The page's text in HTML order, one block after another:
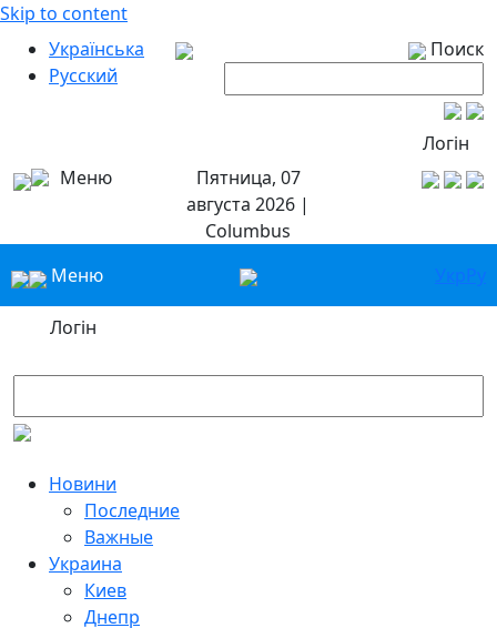
Skip to content
Українська
Русский
Поиск
Логін
Меню
Пятница, 07
августа 2026 |
Columbus
Меню
УкрРу
Логін
Новини
Последние
Важные
Украина
Киев
Днепр